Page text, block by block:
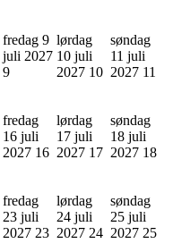
fredag 9
juli 2027
9
lørdag
10 juli
2027 10
søndag
11 juli
2027 11
fredag
16 juli
2027 16
lørdag
17 juli
2027 17
søndag
18 juli
2027 18
fredag
23 juli
2027 23
lørdag
24 juli
2027 24
søndag
25 juli
2027 25